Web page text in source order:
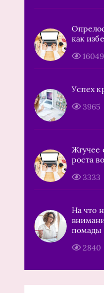
как
16049
Успех
3965
Жгучее
роста
3333
На что
помады
2840